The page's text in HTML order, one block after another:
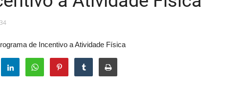
de Incentivo a Atividade Física